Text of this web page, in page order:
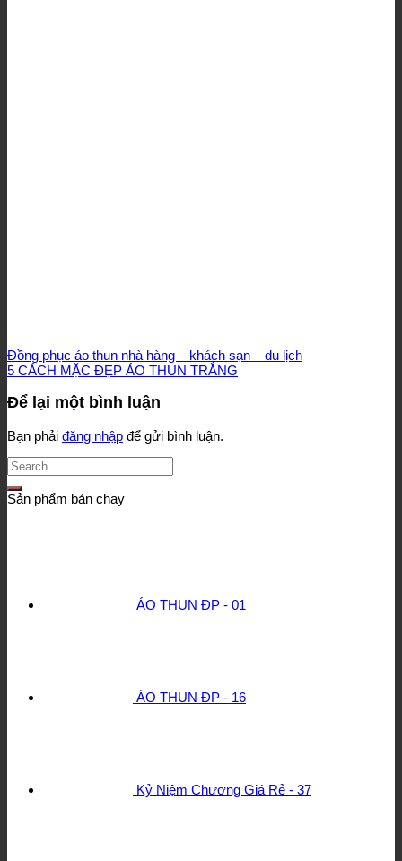
Đồng phục áo thun nhà hàng – khách sạn – du lịch
5 CÁCH MẶC ĐẸP ÁO THUN TRẮNG
Để lại một bình luận
Bạn phải đăng nhập để gửi bình luận.
Sản phẩm bán chạy
ÁO THUN ĐP - 01
ÁO THUN ĐP - 16
Kỷ Niệm Chương Giá Rẻ - 37